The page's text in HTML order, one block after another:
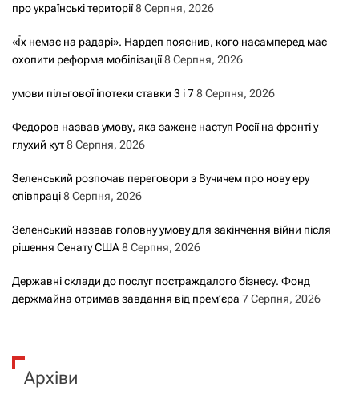
про українські території8 Серпня, 2026
«Їх немає на радарі». Нардеп пояснив, кого насамперед має
охопити реформа мобілізації8 Серпня, 2026
умови пільгової іпотеки ставки 3 і 78 Серпня, 2026
Федоров назвав умову, яка зажене наступ Росії на фронті у
глухий кут8 Серпня, 2026
Зеленський розпочав переговори з Вучичем про нову еру
співпраці8 Серпня, 2026
Зеленський назвав головну умову для закінчення війни після
рішення Сенату США8 Серпня, 2026
Державні склади до послуг постраждалого бізнесу. Фонд
держмайна отримав завдання від прем’єра 7 Серпня, 2026
Архіви